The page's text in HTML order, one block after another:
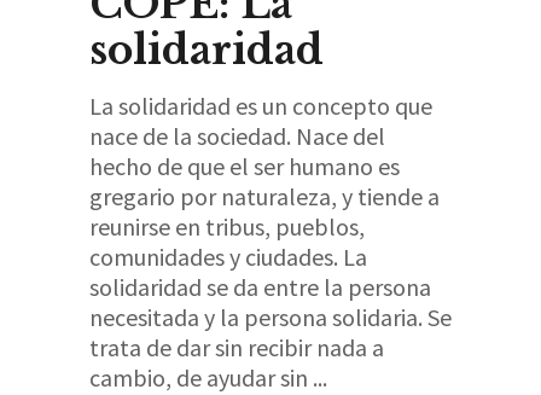
solidaridad
La solidaridad es un concepto que
nace de la sociedad. Nace del
hecho de que el ser humano es
gregario por naturaleza, y tiende a
reunirse en tribus, pueblos,
comunidades y ciudades. La
solidaridad se da entre la persona
necesitada y la persona solidaria. Se
trata de dar sin recibir nada a
cambio, de ayudar sin